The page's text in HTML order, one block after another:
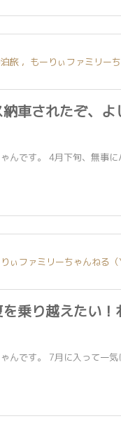
旅 , もーりぃファミリー
車されたぞ、
んです。 4月下旬、無事
ぃファミリーちゃんねる（
乗り越えたい！
んです。 7月に入って一